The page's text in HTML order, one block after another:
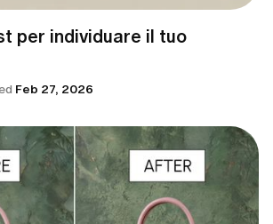
per individuare il tuo
Feb 27, 2026